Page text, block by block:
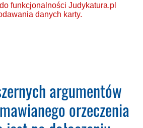
funkcjonalności Judykatura.pl
danych karty.
Danych
(RODO).
argumentów
orzeczenia